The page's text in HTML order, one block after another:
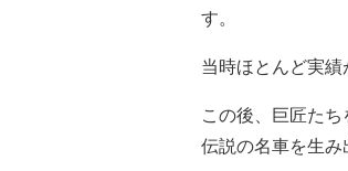
す。
当時ほとんど実績
この後、巨匠た
伝説の名車を生み